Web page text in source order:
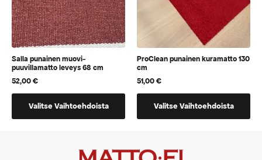
Salla punainen muovi-
puuvillamatto leveys 68 cm
52,00€
Valitse Vaihtoehdoista
ProClean punainen kuramatto 130
cm
51,00€
Valitse Vaihtoehdoista
jotka